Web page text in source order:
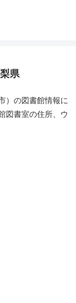
県
）の図書館情報に
図書室の住所、ウ